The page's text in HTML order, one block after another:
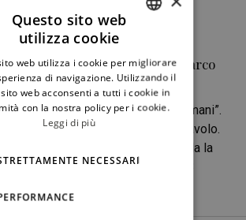
Caltanissetta una cena con Marco
Gulino
agio nelle cosiddette “cene a 4 mani”.
latente che si trasferisce al tavolo.
della cucina merita rispetto. Ma la
Aria di Caltanissetta, accaduta il 3
diversa: emanava naturalezza
ENGLISH
Questo sito web
utilizza cookie
web utilizza i cookie per migliorare
di navigazione. Utilizzando il
web acconsenti a tutti i cookie in
con la nostra policy per i cookie.
Leggi di più
NECESSARI